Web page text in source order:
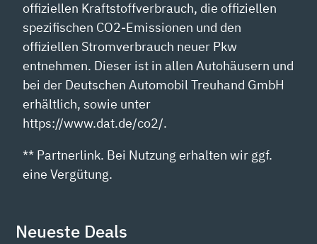
offiziellen Kraftstoffverbrauch, die offiziellen
spezifischen CO2-Emissionen und den
offiziellen Stromverbrauch neuer Pkw
entnehmen. Dieser ist in allen Autohäusern und
bei der Deutschen Automobil Treuhand GmbH
erhältlich, sowie unter
https://www.dat.de/co2/.
** Partnerlink. Bei Nutzung erhalten wir ggf.
eine Vergütung.
Neueste Deals